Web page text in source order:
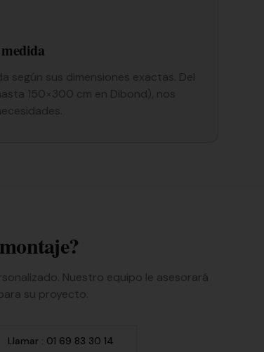
según sus dimensiones exactas. Del
150×300 cm en Dibond), nos
Nuestro equipo le asesorará
su proyecto.
Llamar : 01 69 83 30 14